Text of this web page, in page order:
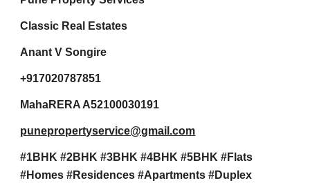
Classic Real Estates
Anant V Songire
+917020787851
MahaRERA A52100030191
punepropertyservice@gmail.com
#1BHK #2BHK #3BHK #4BHK #5BHK #Flats
#Homes #Residences #Apartments #Duplex